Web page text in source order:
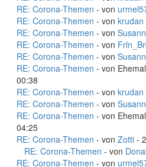
RE: Corona-Themen - von
RE: Corona-Themen - von krudan
RE: Corona-Themen - von
RE: Corona-Themen - von
RE: Corona-Themen - von
RE: Corona-Themen - von
00:38
RE: Corona-Themen - von krudan
RE: Corona-Themen - von
RE: Corona-Themen - von
04:25
RE: Corona-Themen - von Zotti -
RE: Corona-Themen - von
RE: Corona-Themen - von